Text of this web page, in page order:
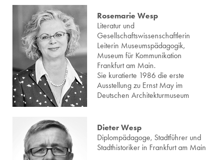
Rosemarie Wesp
Literatur und
Gesellschaftswissenschaftlerin
Leiterin Museumspädagogik,
Museum für Kommunikation
Frankfurt am Main.
Sie kuratierte 1986 die erste
Ausstellung zu Ernst May im
Deutschen Architekturmuseum
Dieter Wesp
Diplompädagoge, Stadtführer und
Stadthistoriker in Frankfurt am Main